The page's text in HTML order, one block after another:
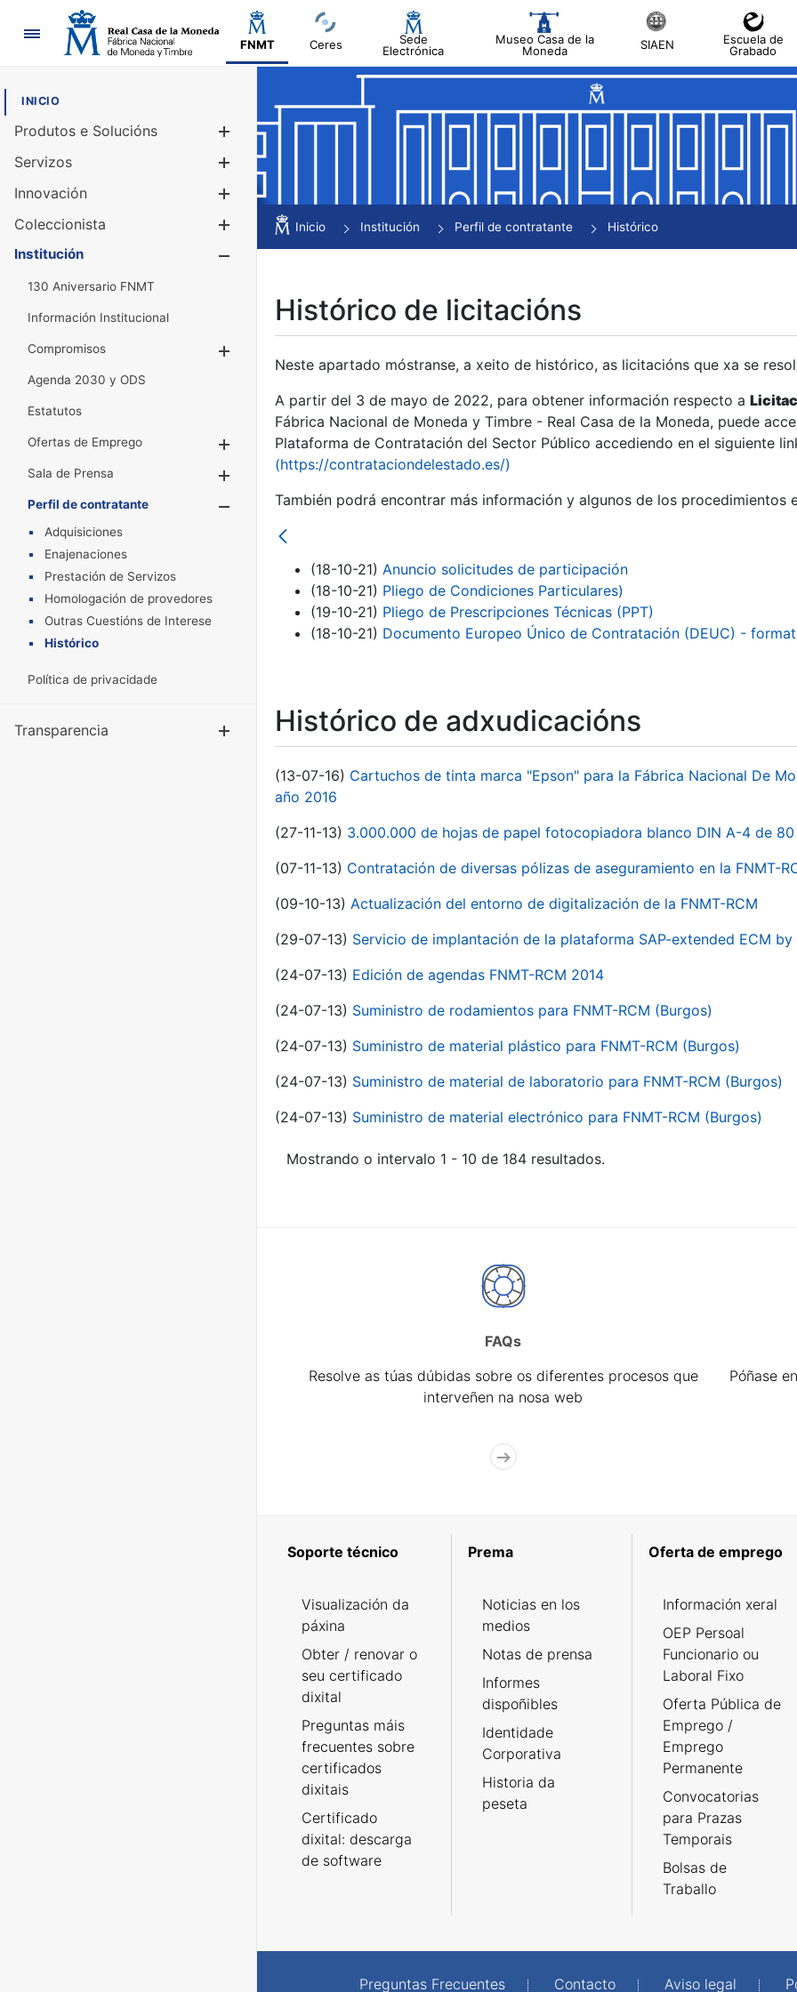
Navegación
FNMT Ceres
Sede
Electrónica
Museo Casa de la
Moneda
SIAEN
Escuela de
Grabado
INICIO
Produtos e Solucións
Mostrar/Ocultar
Servizos
Innovación
Coleccionista
Mostrar/Ocultar
Institución
130 Aniversario FNMT
Información Institucional
Compromisos
Agenda 2030 y ODS
Estatutos
Ofertas de Emprego
Mostrar/Ocultar
Sala de Prensa
Mostrar/Ocultar
Perfil de contratante
Mostrar/Ocultar
Adquisiciones
Enajenaciones
Prestación de Servizos
Homologación de provedores
Outras Cuestións de Interese
Histórico
Política de privacidade
Transparencia Mostrar/Ocultar
Inicio Institución Perfil de contratante Histórico
Histórico de licitacións
Neste apartado móstranse, a xeito de histórico, as licitacións que xa se
A partir del 3 de mayo de 2022, para obtener información respecto a
Fábrica Nacional de Moneda y Timbre - Real Casa de la Moneda, puede
Plataforma de Contratación del Sector Público accediendo en el siguiente
(https://contrataciondelestado.es/)
También podrá encontrar más información y algunos de los procedimientos
(18-10-21) Anuncio solicitudes de participación
(18-10-21) Pliego de Condiciones Particulares)
(19-10-21) Pliego de Prescripciones Técnicas (PPT)
(18-10-21) Documento Europeo Único de Contratación (DEUC) -
Histórico de adxudicacións
(13-07-16) Cartuchos de tinta marca "Epson" para la Fábrica Nacional De
año 2016
(27-11-13) 3.000.000 de hojas de papel fotocopiadora blanco DIN A-4 de 80
(07-11-13) Contratación de diversas pólizas de aseguramiento en la FNMT-
(09-10-13) Actualización del entorno de digitalización de la FNMT-RCM
(29-07-13) Servicio de implantación de la plataforma SAP-extended ECM by
(24-07-13) Edición de agendas FNMT-RCM 2014
(24-07-13) Suministro de rodamientos para FNMT-RCM (Burgos)
(24-07-13) Suministro de material plástico para FNMT-RCM (Burgos)
(24-07-13) Suministro de material de laboratorio para FNMT-RCM (Burgos)
(24-07-13) Suministro de material electrónico para FNMT-RCM (Burgos)
Mostrando o intervalo 1 - 10 de 184 resultados.
FAQs
Resolve as túas dúbidas sobre os diferentes procesos que
interveñen na nosa web
Póñase
Soporte técnico
Visualización da
páxina
Obter / renovar o
seu certificado
dixital
Preguntas máis
frecuentes sobre
certificados
dixitais
Certificado
dixital: descarga
de software
Prema
Noticias en los
medios
Notas de prensa
Informes
dispoñibles
Identidade
Corporativa
Historia da
peseta
Oferta de emprego
Información xeral
OEP Persoal
Funcionario ou
Laboral Fixo
Oferta Pública de
Emprego /
Emprego
Permanente
Convocatorias
para Prazas
Temporais
Bolsas de
Traballo
Preguntas Frecuentes Contacto Aviso legal